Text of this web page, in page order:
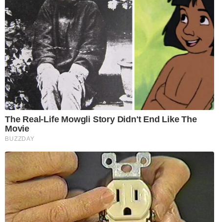
The Real-Life Mowgli Story Didn't End Like The
Movie
BUZZDAY